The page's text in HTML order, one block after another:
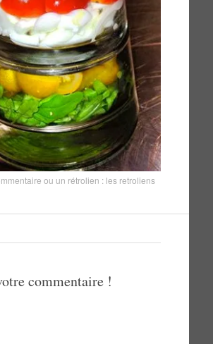
ou un rétrolien : les retroliens
commentaire !